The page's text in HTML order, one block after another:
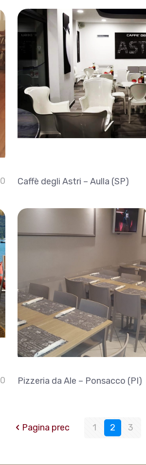
0 Caffè degli Astri – Aulla (SP)
0 Pizzeria da Ale – Ponsacco (PI)
Pagina prec 1 2 3